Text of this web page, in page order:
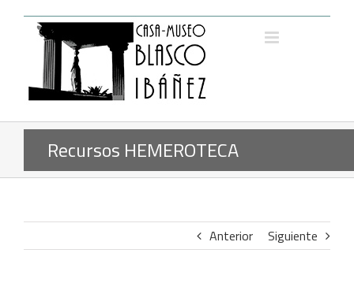
contenido
Recursos HEMEROTECA
Anterior Siguiente